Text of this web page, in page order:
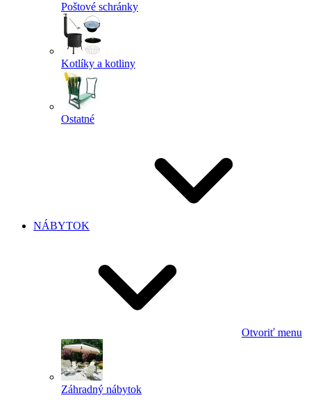
Poštové schránky
Kotlíky a kotliny
Ostatné
NÁBYTOK
Otvoriť menu
Záhradný nábytok